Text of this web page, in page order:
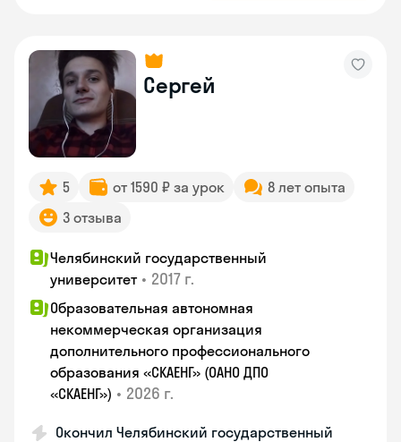
Сергей
5 от 1590 ₽ за урок
8 лет опыта
3 отзыва
Челябинский государственный
университет • 2017 г.
Образовательная автономная
некоммерческая организация
дополнительного профессионального
образования «СКАЕНГ» (ОАНО ДПО
«СКАЕНГ») • 2026 г.
Окончил Челябинский государственный